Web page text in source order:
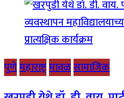
पुणेमहाराष्ट्रमावळसामाजिक